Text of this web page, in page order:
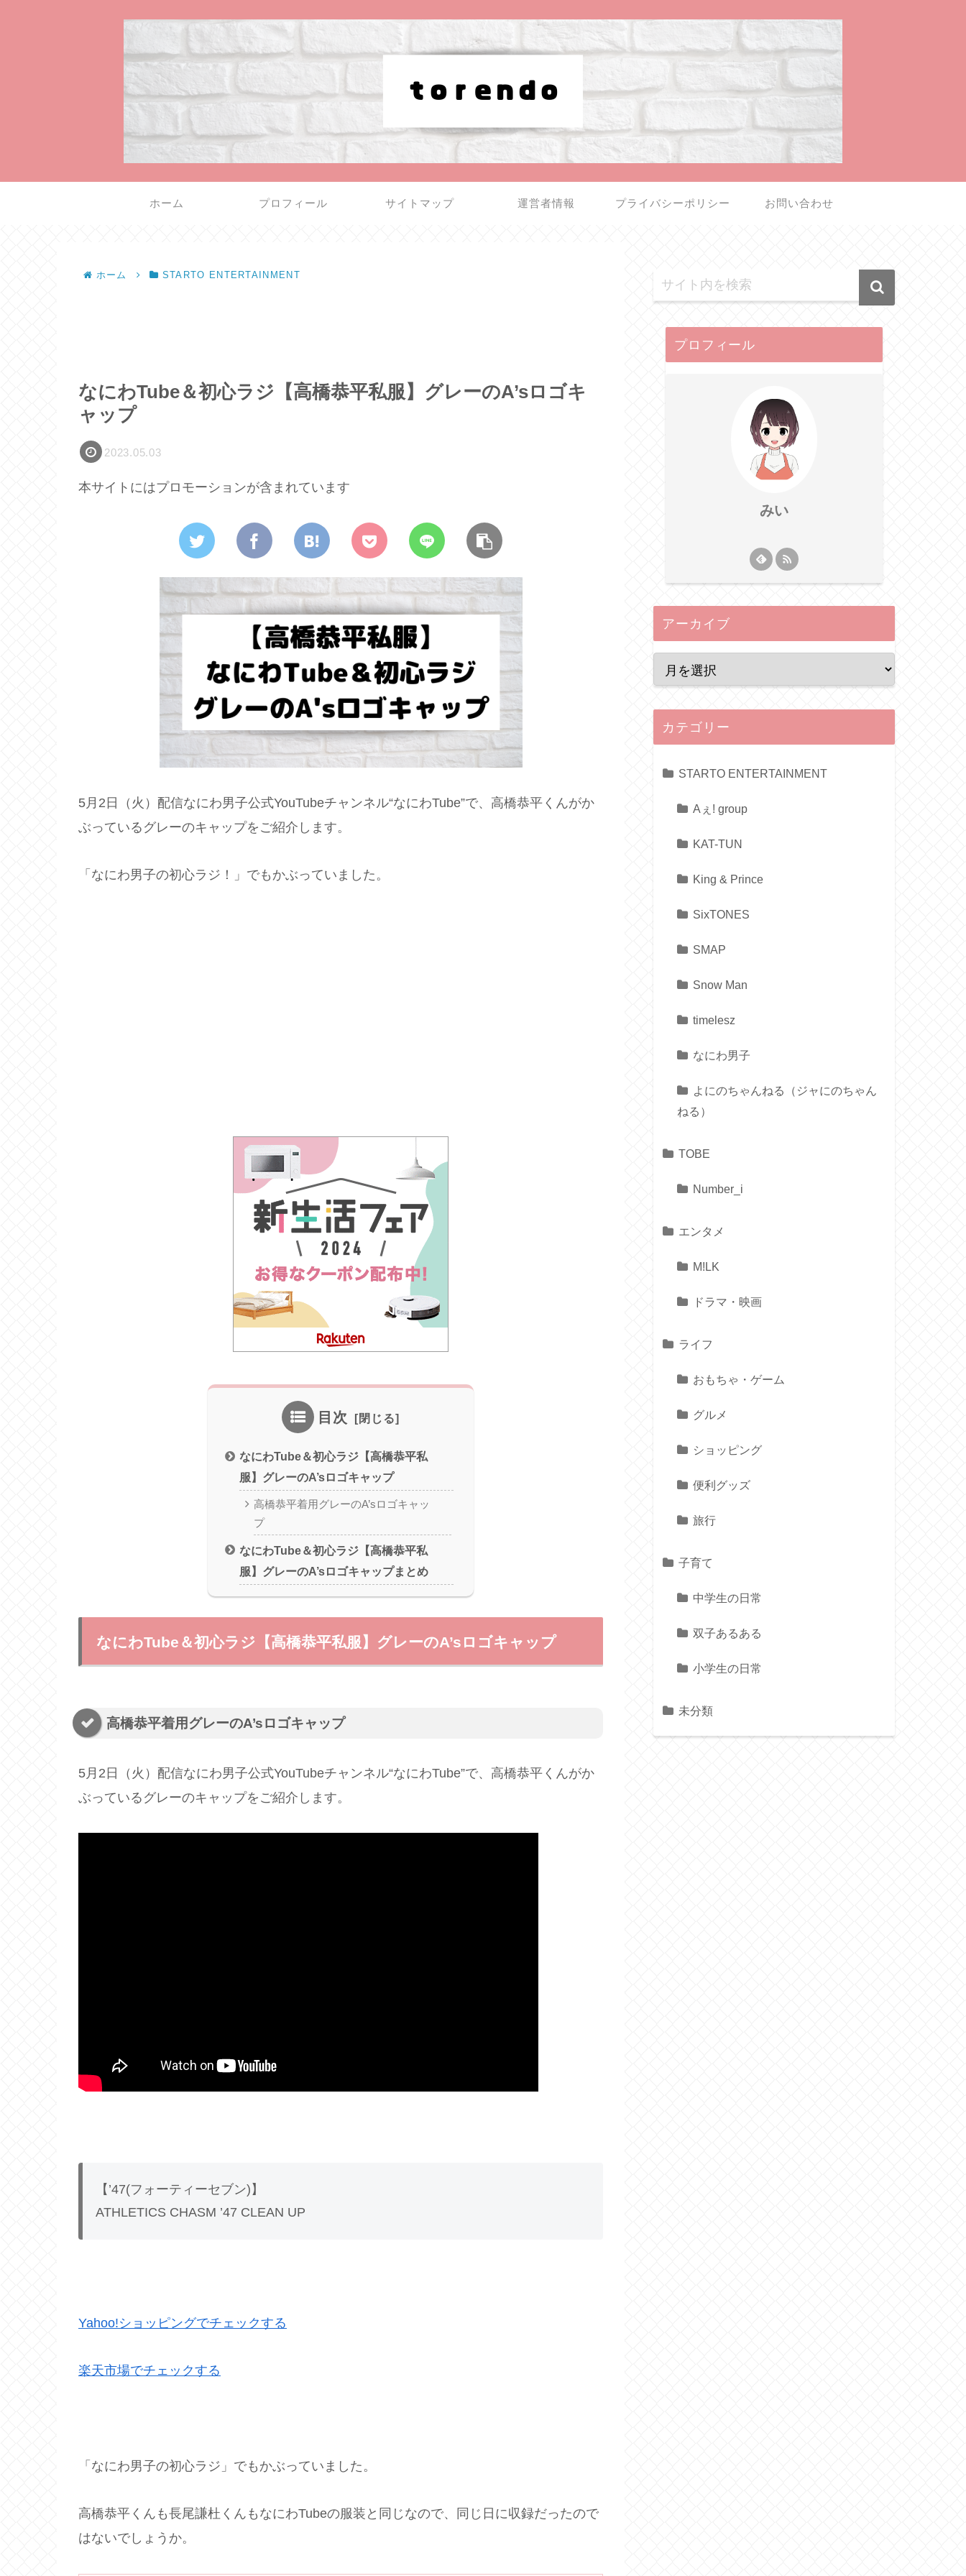
ホーム プロフィール サイトマップ 運営者情報 プライバシーポリシー お問い合わせ
ホーム STARTO ENTERTAINMENT
なにわTube＆初心ラジ【高橋恭平私服】グレーのA’sロゴキ
ャップ
2023.05.03
本サイトにはプロモーションが含まれています
5月2日（火）配信なにわ男子公式YouTubeチャンネル“なにわTube”で、高橋恭平くんがか
ぶっているグレーのキャップをご紹介します。
「なにわ男子の初心ラジ！」でもかぶっていました。
目次
なにわTube＆初心ラジ【高橋恭平私
服】グレーのA’sロゴキャップ
高橋恭平着用グレーのA’sロゴキャッ
プ
なにわTube＆初心ラジ【高橋恭平私
服】グレーのA’sロゴキャップまとめ
なにわTube＆初心ラジ【高橋恭平私服】グレーのA’sロゴキャップ
高橋恭平着用グレーのA’sロゴキャップ
5月2日（火）配信なにわ男子公式YouTubeチャンネル“なにわTube”で、高橋恭平くんがか
ぶっているグレーのキャップをご紹介します。
【’47(フォーティーセブン)】
ATHLETICS CHASM ’47 CLEAN UP
Yahoo!ショッピングでチェックする
楽天市場でチェックする
「なにわ男子の初心ラジ」でもかぶっていました。
高橋恭平くんも長尾謙杜くんもなにわTubeの服装と同じなので、同じ日に収録だったので
はないでしょうか。
プロフィール
みい
アーカイブ
カテゴリー
STARTO ENTERTAINMENT
Aぇ! group
KAT-TUN
King & Prince
SixTONES
SMAP
Snow Man
timelesz
なにわ男子
よにのちゃんねる（ジャにのちゃん
ねる）
TOBE
Number_i
エンタメ
M!LK
ドラマ・映画
ライフ
おもちゃ・ゲーム
グルメ
ショッピング
便利グッズ
旅行
子育て
中学生の日常
双子あるある
小学生の日常
未分類